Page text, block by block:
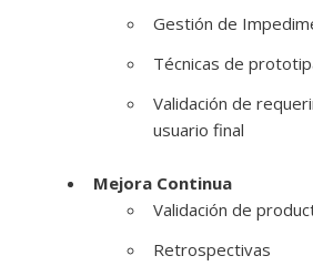
Gestión de
Técnicas de
Validación de
usuario final
Mejora Continua
Validación de
Retrospectivas